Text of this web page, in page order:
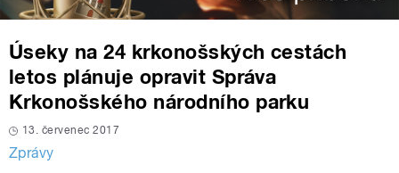
Úseky na 24 krkonošských cestách
letos plánuje opravit Správa
Krkonošského národního parku
13. červenec 2017
Zprávy